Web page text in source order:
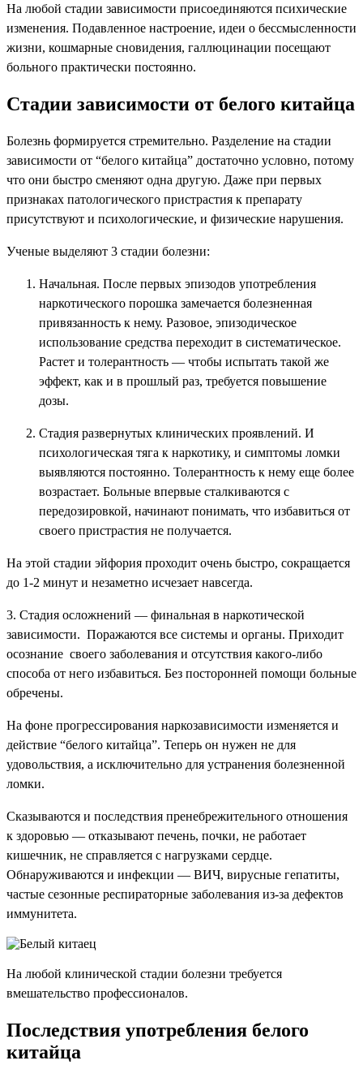
На любой стадии зависимости присоединяются психические
изменения. Подавленное настроение, идеи о бессмысленности
жизни, кошмарные сновидения, галлюцинации посещают
больного практически постоянно.
Стадии зависимости от белого китайца
Болезнь формируется стремительно. Разделение на стадии
зависимости от “белого китайца” достаточно условно, потому
что они быстро сменяют одна другую. Даже при первых
признаках патологического пристрастия к препарату
присутствуют и психологические, и физические нарушения.
Ученые выделяют 3 стадии болезни:
Начальная. После первых эпизодов употребления
наркотического порошка замечается болезненная
привязанность к нему. Разовое, эпизодическое
использование средства переходит в систематическое.
Растет и толерантность — чтобы испытать такой же
эффект, как и в прошлый раз, требуется повышение
дозы.
Стадия развернутых клинических проявлений. И
психологическая тяга к наркотику, и симптомы ломки
выявляются постоянно. Толерантность к нему еще более
возрастает. Больные впервые сталкиваются с
передозировкой, начинают понимать, что избавиться от
своего пристрастия не получается.
На этой стадии эйфория проходит очень быстро, сокращается
до 1-2 минут и незаметно исчезает навсегда.
3. Стадия осложнений — финальная в наркотической
зависимости. Поражаются все системы и органы. Приходит
осознание своего заболевания и отсутствия какого-либо
способа от него избавиться. Без посторонней помощи больные
обречены.
На фоне прогрессирования наркозависимости изменяется и
действие “белого китайца”. Теперь он нужен не для
удовольствия, а исключительно для устранения болезненной
ломки.
Сказываются и последствия пренебрежительного отношения
к здоровью — отказывают печень, почки, не работает
кишечник, не справляется с нагрузками сердце.
Обнаруживаются и инфекции — ВИЧ, вирусные гепатиты,
частые сезонные респираторные заболевания из-за дефектов
иммунитета.
На любой клинической стадии болезни требуется
вмешательство профессионалов.
Последствия употребления белого
китайца